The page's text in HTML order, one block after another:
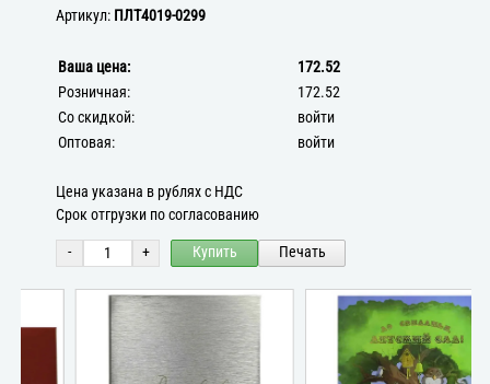
Артикул: ПЛТ4019-0299
Ваша цена:
172.52
Розничная:
172.52
Со скидкой:
войти
Оптовая:
войти
Цена указана в рублях с НДС
Срок отгрузки по согласованию
- + Купить Печать